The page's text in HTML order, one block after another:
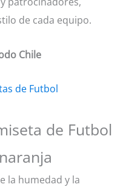
de cada equipo.
Chile
de Futbol
de Futbol
la humedad y la